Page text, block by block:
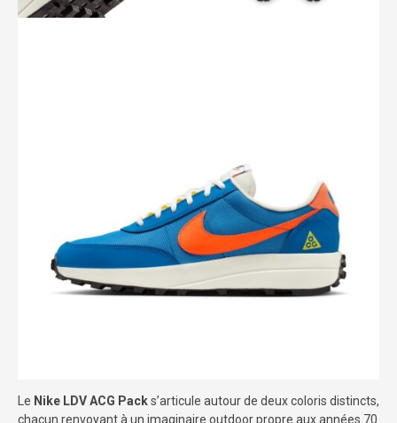
Le Nike LDV ACG Packs’articule autour de deux coloris distincts,
chacun renvoyant à un imaginaire outdoor propre aux années 70